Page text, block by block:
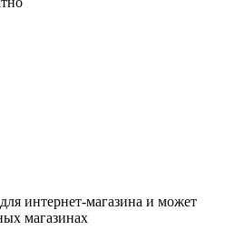
интернет-магазина и может
магазинах